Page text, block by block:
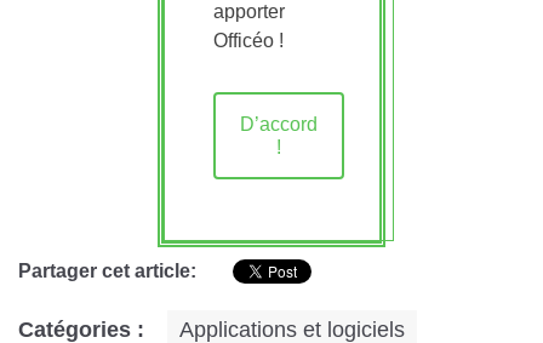
apporter
Officéo !
D’accord
!
Partager cet article:
Catégories : Applications et logiciels